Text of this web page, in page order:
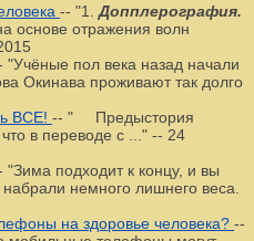
-- "1. Допплерография.
основе отражения волн
"Учёные пол века назад начали
Окинава проживают так долго
ВСЕ! -- " Предыстория
в переводе с ..." -- 24
"Зима подходит к концу, и вы
немного лишнего веса.
на здоровье человека? --